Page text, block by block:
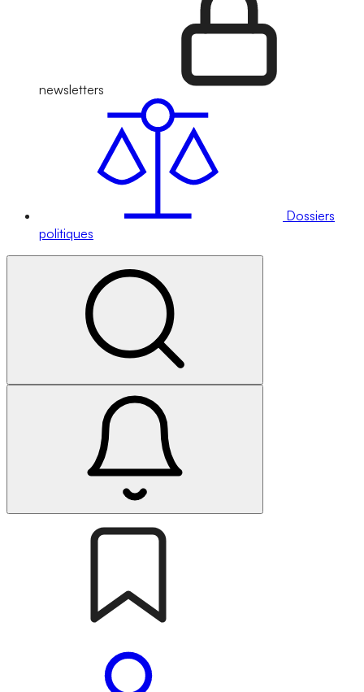
newsletters
Dossiers
politiques